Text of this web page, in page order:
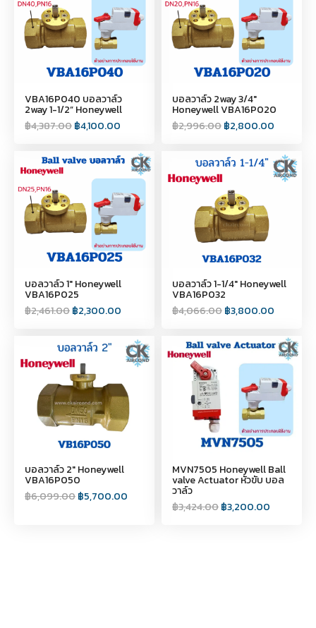
VBA16P040 บอลวาล์ว
2way 1-1/2” Honeywell
฿4,387.00฿4,100.00
บอลวาล์ว 2way 3/4"
Honeywell VBA16P020
฿2,996.00฿2,800.00
บอลวาล์ว 1" Honeywell
VBA16P025
฿2,461.00฿2,300.00
บอลวาล์ว 1-1/4" Honeywell
VBA16P032
฿4,066.00฿3,800.00
บอลวาล์ว 2" Honeywell
VBA16P050
฿6,099.00฿5,700.00
MVN7505 Honeywell Ball
valve Actuator หัวขับ บอล
วาล์ว
฿3,424.00฿3,200.00